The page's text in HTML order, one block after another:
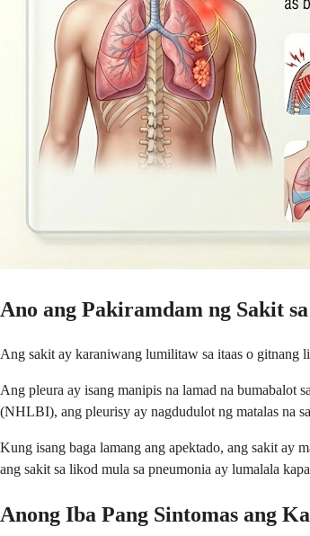
Ano ang Pakiramdam ng Sakit
Ang sakit ay karaniwang lumilitaw sa itaas o gitnang
Ang pleura ay isang manipis na lamad na bumabalot
(NHLBI), ang pleurisy ay nagdudulot ng matalas na
Kung isang baga lamang ang apektado, ang sakit ay
ang sakit sa likod mula sa pneumonia ay lumalala
Anong Iba Pang Sintomas ang